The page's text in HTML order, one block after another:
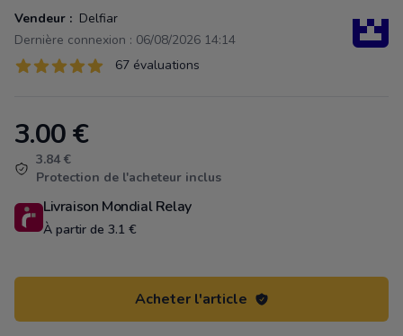
Vendeur : Delfiar
Dernière connexion : 06/08/2026 14:14
Évaluations
67 sur 5 étoiles 67 évaluations
Product information
3.00€
3.84 €
Protection de l'acheteur inclus
Livraison Mondial Relay
À partir de 3.1 €
Acheter l'article